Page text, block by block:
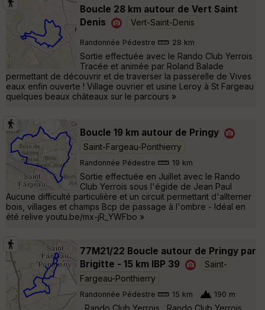
Boucle 28 km autour de Vert Saint
Denis
Vert-Saint-Denis
Randonnée Pédestre 28 km
Sortie effectuée avec le Rando Club Yerrois
Tracée et animée par Roland Balade
permettant de découvrir et de traverser la passerelle de Vives
eaux enfin ouverte ! Village ouvrier et usine Leroy à St Fargeau
quelques beaux châteaux sur le parcours »
Boucle 19 km autour de Pringy
Saint-Fargeau-Ponthierry
Randonnée Pédestre 19 km
Sortie effectuée en Juillet avec le Rando
Club Yerrois sous l'égide de Jean Paul
Aucune difficulté particulière et un circuit permettant d'allterner
bois, villages et champs Bcp de passage à l'ombre - Idéal en
été relive youtu.be/mx-jR_YWFbo »
77M21/22 Boucle autour de Pringy par
Brigitte - 15 km IBP 39
Saint-
Fargeau-Ponthierry
Randonnée Pédestre 15 km 190 m
Rando Club Yerrois Rando Club Yerrois